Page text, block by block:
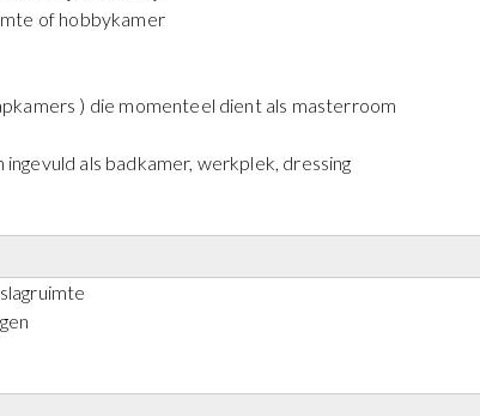
of hobbykamer
) die momenteel dient als masterroom
als badkamer, werkplek, dressing